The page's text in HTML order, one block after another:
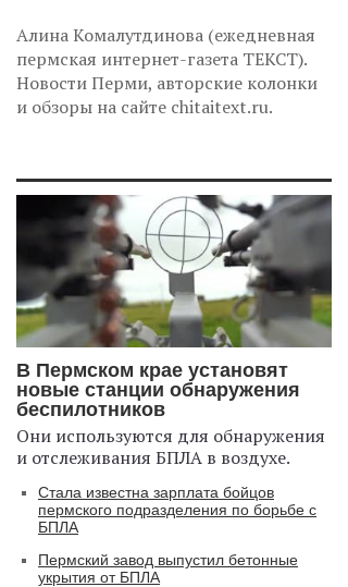
Алина Комалутдинова (ежедневная
пермская интернет-газета ТЕКСТ).
Новости Перми, авторские колонки
и обзоры на сайте chitaitext.ru.
В Пермском крае установят
новые станции обнаружения
беспилотников
Они используются для обнаружения
и отслеживания БПЛА в воздухе.
Стала известна зарплата бойцов
пермского подразделения по борьбе с
БПЛА
Пермский завод выпустил бетонные
укрытия от БПЛА